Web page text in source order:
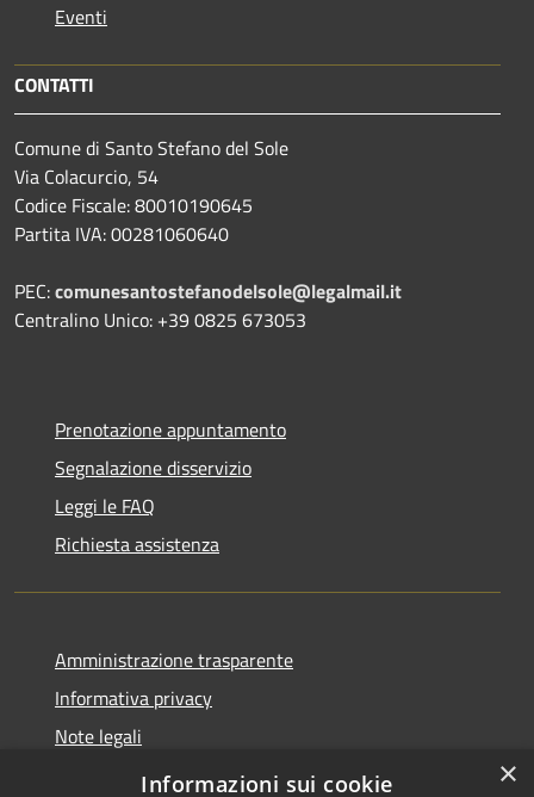
Eventi
CONTATTI
Comune di Santo Stefano del Sole
Via Colacurcio, 54
Codice Fiscale: 80010190645
Partita IVA: 00281060640
PEC:comunesantostefanodelsole@legalmail.it
Centralino Unico: +39 0825 673053
Prenotazione appuntamento
Segnalazione disservizio
Leggi le FAQ
Richiesta assistenza
Amministrazione trasparente
Informativa privacy
Note legali
Dichiarazione di accessibilità
×
Informazioni sui cookie